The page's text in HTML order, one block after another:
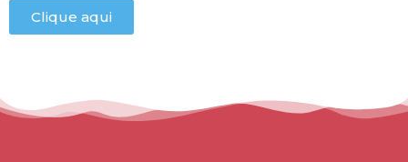
Clique aqui